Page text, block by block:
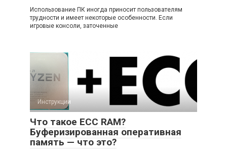
Использование ПК иногда приносит пользователям
трудности и имеет некоторые особенности. Если
игровые консоли, заточенные
Инструкции
Что такое ECC RAM?
Буферизированная оперативная
память — что это?